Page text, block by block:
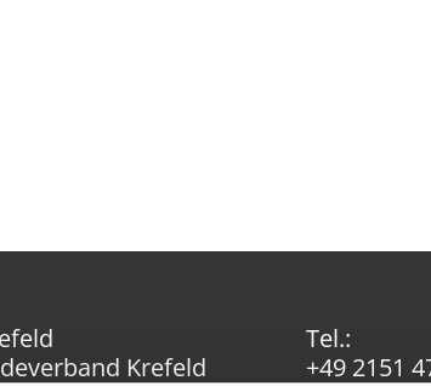
Krefeld
Tel.:
+49 2151